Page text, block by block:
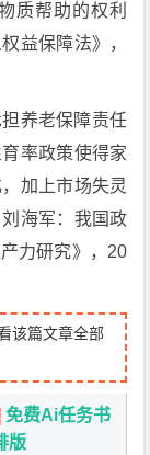
质帮助的权利
益保障法》，
养老保障责任
率政策使得家
加上市场失灵
海军：我国政
力研究》，20
该篇文章全部
|免费Ai任务书
版